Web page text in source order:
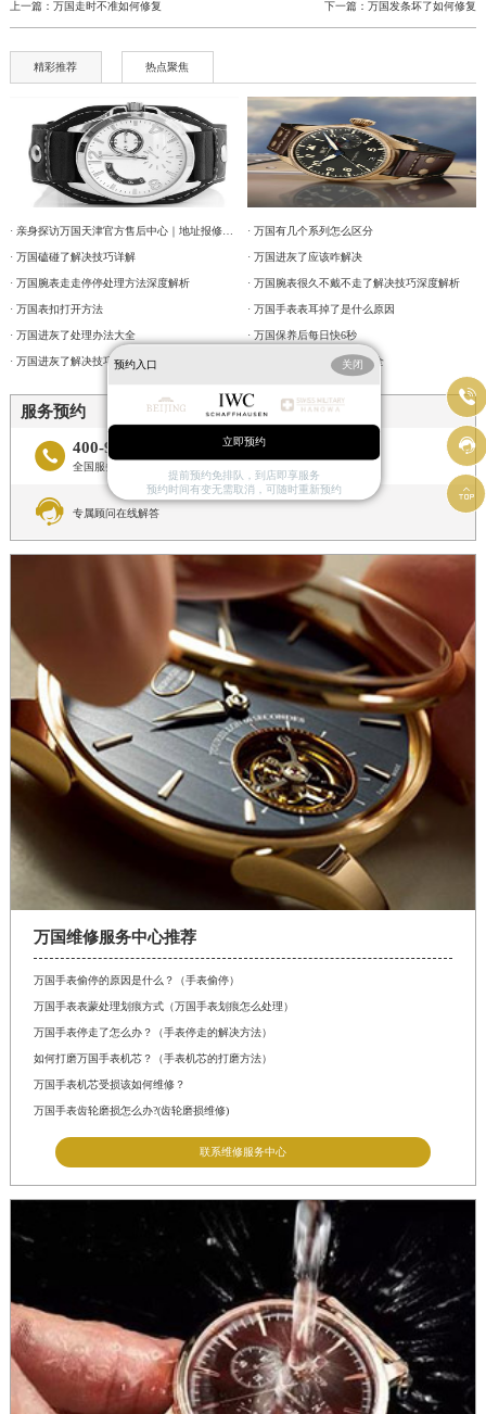
上一篇： 万国走时不准如何修复 下一篇：万国发条坏了如何修复
精彩推荐 热点聚焦
· 亲身探访万国天津官方售后中心｜地址报修全流程真实经历（2026年6月最新）
· 万国磕碰了解决技巧详解
· 万国腕表走走停停处理方法深度解析
· 万国表扣打开方法
· 万国进灰了处理办法大全
· 万国进灰了解决技巧集锦
· 万国有几个系列怎么区分
· 万国进灰了应该咋解决
· 万国腕表很久不戴不走了解决技巧深度解析
· 万国手表表耳掉了是什么原因
· 万国保养后每日快6秒
· 万国表针脱落解决技巧大全
服务预约
 400-992-7093
全国服务预约热线
 专属顾问在线解答
万国维修服务中心推荐
万国手表偷停的原因是什么？（手表偷停）
万国手表表蒙处理划痕方式（万国手表划痕怎么处理）
万国手表停走了怎么办？（手表停走的解决方法）
如何打磨万国手表机芯？（手表机芯的打磨方法）
万国手表机芯受损该如何维修？
万国手表齿轮磨损怎么办?(齿轮磨损维修)
联系维修服务中心



预约入口 关闭
立即预约
提前预约免排队，到店即享服务
预约时间有变无需取消，可随时重新预约